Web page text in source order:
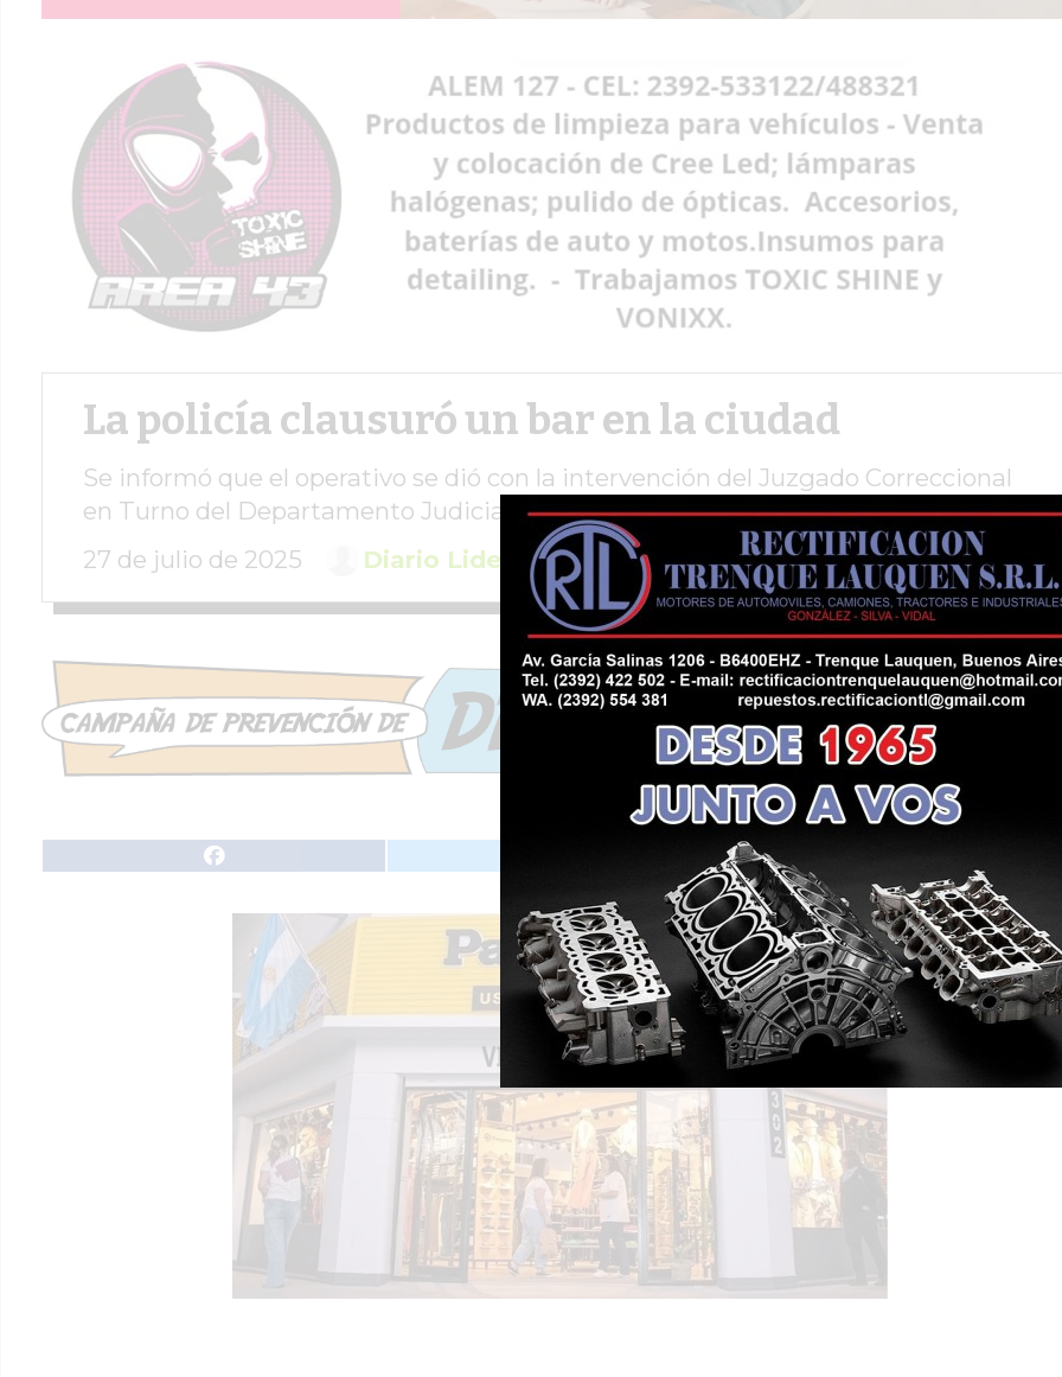
La policía clausuró un bar en la ciudad
Se informó que el operativo se dió con la intervención del Juzgado Correccional
en Turno del Departamento Judicial Trenque Lauquen.
27 de julio de 2025
Diario Lider